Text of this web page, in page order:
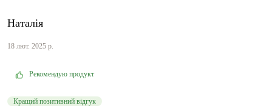
Наталія
18 лют. 2025 р.
Рекомендую продукт
Кращий позитивний відгук